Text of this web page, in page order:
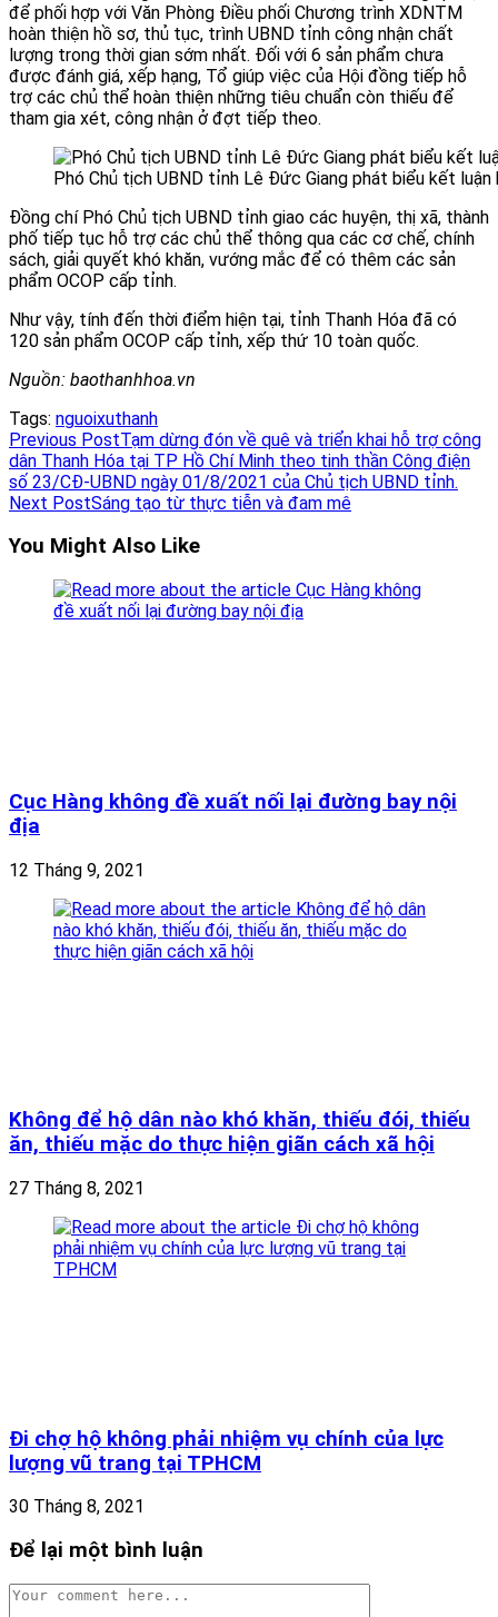
để phối hợp với Văn Phòng Điều phối Chương trình XDNTM
hoàn thiện hồ sơ, thủ tục, trình UBND tỉnh công nhận chất
lượng trong thời gian sớm nhất. Đối với 6 sản phẩm chưa
được đánh giá, xếp hạng, Tổ giúp việc của Hội đồng tiếp hỗ
trợ các chủ thể hoàn thiện những tiêu chuẩn còn thiếu để
tham gia xét, công nhận ở đợt tiếp theo.
Phó Chủ tịch UBND tỉnh Lê Đức Giang phát biểu kết luận
Đồng chí Phó Chủ tịch UBND tỉnh giao các huyện, thị xã, thành
phố tiếp tục hỗ trợ các chủ thể thông qua các cơ chế, chính
sách, giải quyết khó khăn, vướng mắc để có thêm các sản
phẩm OCOP cấp tỉnh.
Như vậy, tính đến thời điểm hiện tại, tỉnh Thanh Hóa đã có
120 sản phẩm OCOP cấp tỉnh, xếp thứ 10 toàn quốc.
Nguồn: baothanhhoa.vn
Tags: nguoixuthanh
Read
more
articles
Previous PostTạm dừng đón về quê và triển khai hỗ trợ công
dân Thanh Hóa tại TP Hồ Chí Minh theo tinh thần Công điện
số 23/CĐ-UBND ngày 01/8/2021 của Chủ tịch UBND tỉnh.
Next PostSáng tạo từ thực tiễn và đam mê
You Might Also Like
Cục Hàng không đề xuất nối lại đường bay nội
địa
12 Tháng 9, 2021
Không để hộ dân nào khó khăn, thiếu đói, thiếu
ăn, thiếu mặc do thực hiện giãn cách xã hội
27 Tháng 8, 2021
Đi chợ hộ không phải nhiệm vụ chính của lực
lượng vũ trang tại TPHCM
30 Tháng 8, 2021
Để lại một bình luận
Comment